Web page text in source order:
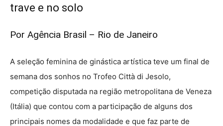
trave e no solo
Por Agência Brasil – Rio de Janeiro
A seleção feminina de ginástica artística teve um final de
semana dos sonhos no Trofeo Città di Jesolo,
competição disputada na região metropolitana de Veneza
(Itália) que contou com a participação de alguns dos
principais nomes da modalidade e que faz parte de